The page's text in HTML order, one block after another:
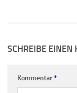
SCHREIBE EINEN
Kommentar*